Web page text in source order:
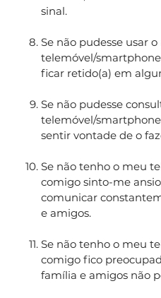
sinal.
Se não pudesse usar
telemóvel/
ficar retido(a) em
Se não pudesse
telemóvel/
sentir vontade de o
Se não tenho o meu
comigo sinto-me
comunicar
e amigos.
Se não tenho o meu
comigo fico
família e amigos não